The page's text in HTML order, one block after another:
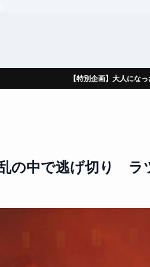
【特別企画】大人にな
の中で逃げ切り ラ